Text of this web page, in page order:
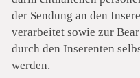
der Sendung an den
verarbeitet sowie zur
durch den Inserenten
werden.